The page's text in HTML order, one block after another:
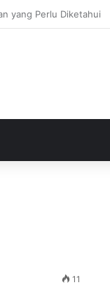
dan Aman Setiap Hari
11